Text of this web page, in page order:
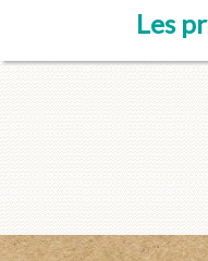
Les